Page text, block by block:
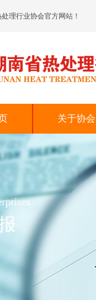
理行业协会官方网站！
关于协会
专家介绍
协会章程
协会资质